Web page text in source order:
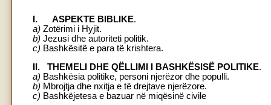
I. ASPEKTE BIBLIKE.
a) Zotërimi i Hyjit.
b) Jezusi dhe autoriteti politik.
c) Bashkësitë e para të krishtera.
II. THEMELI DHE QËLLIMI I BASHKËSISË POLITIKE.
a) Bashkësia politike, personi njerëzor dhe populli.
b) Mbrojtja dhe nxitja e të drejtave njerëzore.
c) Bashkëjetesa e bazuar në miqësinë civile